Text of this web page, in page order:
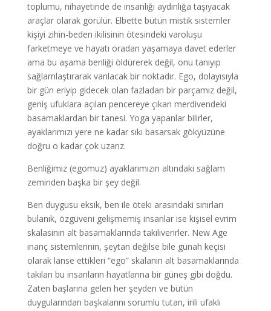
toplumu, nihayetinde de insanlığı aydınlığa taşıyacak
araçlar olarak görülür. Elbette bütün mistik sistemler
kişiyi zihin-beden ikilisinin ötesindeki varoluşu
farketmeye ve hayatı oradan yaşamaya davet ederler
ama bu aşama benliği öldürerek değil, onu tanıyıp
sağlamlaştırarak varılacak bir noktadır. Ego, dolayısıyla
bir gün eriyip gidecek olan fazladan bir parçamız değil,
geniş ufuklara açılan pencereye çıkan merdivendeki
basamaklardan bir tanesi. Yoga yapanlar bilirler,
ayaklarımızı yere ne kadar sıkı basarsak gökyüzüne
doğru o kadar çok uzarız.
Benliğimiz (egomuz) ayaklarımızın altındaki sağlam
zeminden başka bir şey değil.
Ben duygusu eksik, ben ile öteki arasındaki sınırları
bulanık, özgüveni gelişmemiş insanlar ise kişisel evrim
skalasının alt basamaklarında takılıverirler. New Age
inanç sistemlerinin, şeytan değilse bile günah keçisi
olarak lanse ettikleri “ego” skalanın alt basamaklarında
takılan bu insanların hayatlarına bir güneş gibi doğdu.
Zaten başlarına gelen her şeyden ve bütün
duygularından başkalarını sorumlu tutan, irili ufaklı